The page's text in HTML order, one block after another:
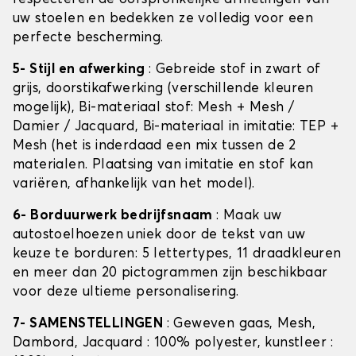
uw stoelen en bedekken ze volledig voor een
perfecte bescherming.
5- Stijl en afwerking : Gebreide stof in zwart of
grijs, doorstikafwerking (verschillende kleuren
mogelijk), Bi-materiaal stof: Mesh + Mesh /
Damier / Jacquard, Bi-materiaal in imitatie: TEP +
Mesh (het is inderdaad een mix tussen de 2
materialen. Plaatsing van imitatie en stof kan
variëren, afhankelijk van het model).
6- Borduurwerk bedrijfsnaam: Maak uw
autostoelhoezen uniek door de tekst van uw
keuze te borduren: 5 lettertypes, 11 draadkleuren
en meer dan 20 pictogrammen zijn beschikbaar
voor deze ultieme personalisering.
7- SAMENSTELLINGEN : Geweven gaas, Mesh,
Dambord, Jacquard : 100% polyester, kunstleer :